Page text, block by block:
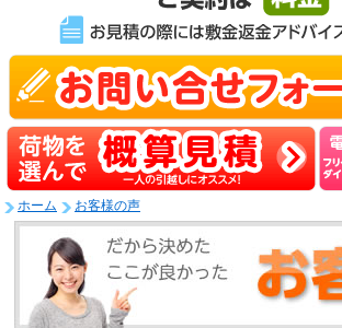
ホーム お客様の声